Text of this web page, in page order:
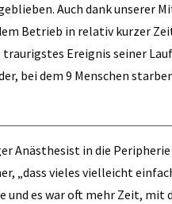
Auch dank unserer
Betrieb in relativ kurzer
Ereignis seiner
bei dem 9 Menschen
Anästhesist in die
„dass vieles vielleicht
und es war oft mehr Zeit, mit